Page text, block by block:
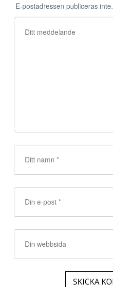
E-postadressen publiceras inte.